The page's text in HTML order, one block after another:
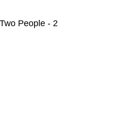
People - 2